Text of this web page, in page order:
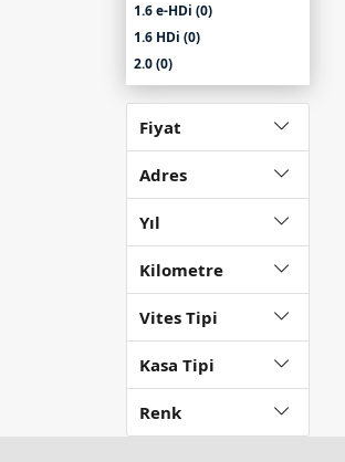
1.6 e-HDi (0)
1.6 HDi (0)
2.0 (0)
2.0 HDi (0)
C4 Picasso (0)
C5 (0)
C6 (0)
C8 (0)
C-Elysée (1)
Saxo (0)
Picasso 1.6 (0)
Picasso 2.0 (0)
ZX (0)
Fiyat
Adres
Yıl
Kilometre
Vites Tipi
Kasa Tipi
Renk